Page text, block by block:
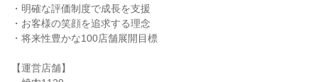
・明確な評価制度で成長を支援
・お客様の笑顔を追求する理念
・将来性豊かな100店舗展開目標
【運営店舗】